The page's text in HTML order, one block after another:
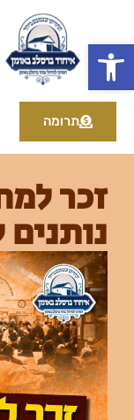
פתח סרגל נגישות
תרומה
זכר
נותנים